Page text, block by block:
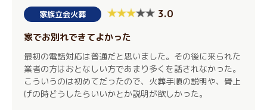
家族立会火葬 3.0
家でお別れできてよかった
最初の電話対応は普通だと思いました。その後に来られた
業者の方はおとなしい方であまり多くを話されなかった。
こういうのは初めてだったので、火葬手順の説明や、骨上
げの時どうしたらいいかとか説明が欲しかった。